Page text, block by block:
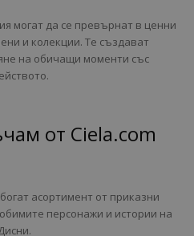
могат да се превърнат в ценни
и колекции. Те създават
на обичащи моменти със
от Ciela.com
асортимент от приказни
персонажи и истории на